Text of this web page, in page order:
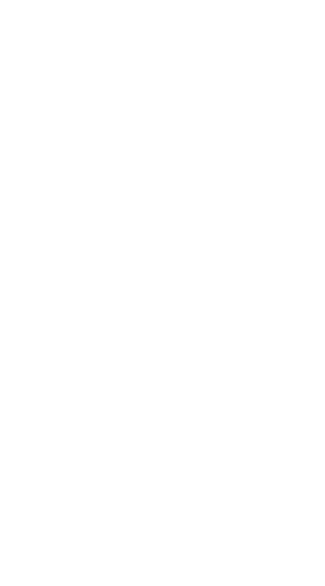
einer psychischen Störung
Person gefährdet infolge ihrer
oder Behinderung erheblich ihr
oder die psychisch
infolge ihrer psychischen
eine erhebliche
für Rechtsgüter anderer dar.
Gefahr kann nicht auf andere
werden.
zunächst schriftlich
beantragen. Erst dann kann das